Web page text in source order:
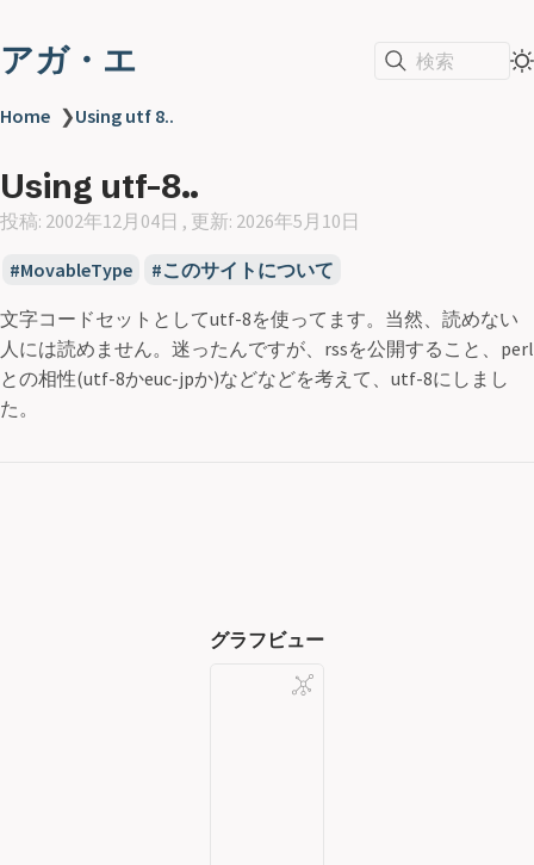
アガ・エ 検索
Home ❯Using utf 8..
Using utf-8..
投稿: 2002年12月04日 , 更新: 2026年5月10日
MovableType このサイトについて
文字コードセットとしてutf-8を使ってます。当然、読めない
人には読めません。迷ったんですが、rssを公開すること、perl
との相性(utf-8かeuc-jpか)などなどを考えて、utf-8にしまし
た。
グラフビュー